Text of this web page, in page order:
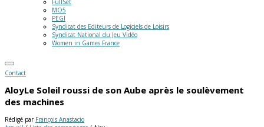
FullSet
MO5
PEGI
Syndicat des Editeurs de Logiciels de Loisirs
Syndicat National du Jeu Vidéo
Women in Games France
Contact
AloyLe Soleil roussi de son Aube après le soulèvement
des machines
Rédigé par François Anastacio